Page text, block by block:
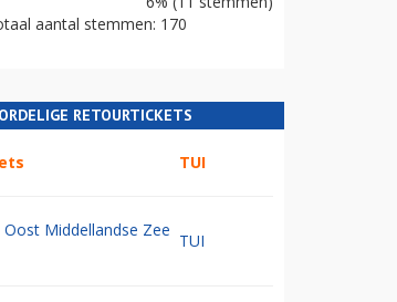
aantal stemmen: 170
RETOURTICKETS
TUI
Oost Middellandse Zee
TUI